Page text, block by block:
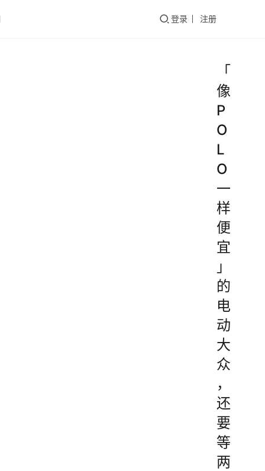
登录 注册
「
像
P
O
L
O
一
样
便
宜
」
的
电
动
大
众
，
还
要
等
两